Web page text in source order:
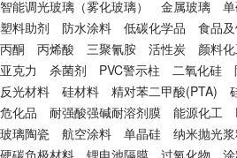
智能调光玻璃（雾化玻璃）
金属玻璃
塑料助剂
防水涂料 低碳化学品 食品
丙酮
丙烯酸 三聚氰胺 活性炭 颜料
亚克力
杀菌剂 PVC警示柱 二氧化硅
反光材料
硅材料 精对苯二甲酸(PTA)
危化品
耐强酸强碱耐溶剂膜 能源化工
玻璃陶瓷
航空涂料 单晶硅 纳米抛光
硬碳负极材料
锂电池隔膜 过氧化物